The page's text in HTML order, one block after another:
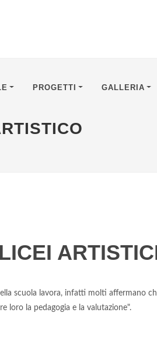
PROGETTI GALLERIA
scuola lavora, infatti molti affermano
loro la pedagogia e la valutazione".